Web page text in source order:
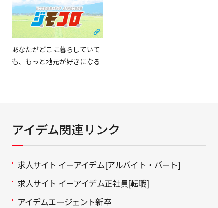
あなたがどこに暮らしていて
も、もっと地元が好きになる
アイデム関連リンク
求人サイト イーアイデム[アルバイト・パート]
求人サイト イーアイデム正社員[転職]
アイデムエージェント新卒